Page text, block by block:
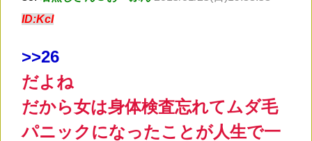
ID:KcI
>>26
だよね
だから女は身体検査忘れてムダ毛
パニックになったことが人生で一